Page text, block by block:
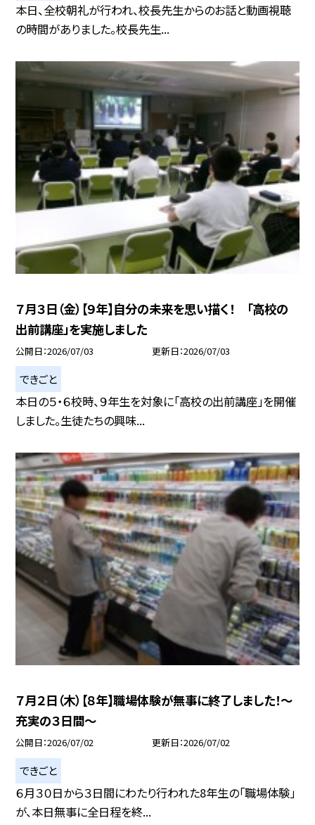
本日、全校朝礼が行われ、校長先生からのお話と動画視聴
の時間がありました。校長先生...
７月３日（金）【９年】自分の未来を思い描く！ 「高校の
出前講座」を実施しました
公開日 2026/07/03 更新日 2026/07/03
できごと
本日の５・６校時、９年生を対象に「高校の出前講座」を開催
しました。生徒たちの興味...
７月２日（木）【８年】職場体験が無事に終了しました！〜
充実の３日間〜
公開日 2026/07/02 更新日 2026/07/02
できごと
６月３０日から３日間にわたり行われた8年生の「職場体験」
が、本日無事に全日程を終...